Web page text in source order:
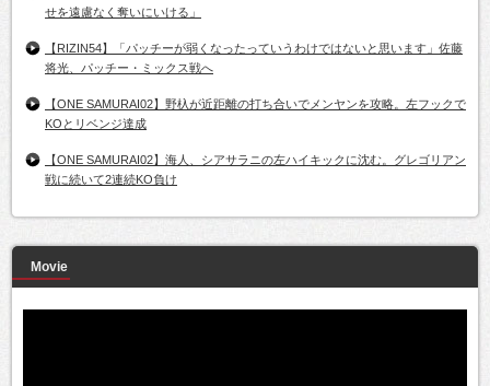
せを遠慮なく奪いにいける」
【RIZIN54】「パッチーが弱くなったっていうわけではないと思います」佐藤
将光、パッチー・ミックス戦へ
【ONE SAMURAI02】野杁が近距離の打ち合いでメンヤンを攻略。左フックで
KOとリベンジ達成
【ONE SAMURAI02】海人、シアサラニの左ハイキックに沈む。グレゴリアン
戦に続いて2連続KO負け
Movie